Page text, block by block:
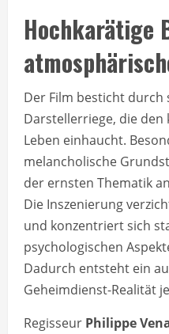
Hochkarätige
Der Film besticht durch
Darstellerriege, die
Leben einhaucht.
melancholische
der ernsten Thematik
Die Inszenierung
und konzentriert sich
psychologischen
Dadurch entsteht ein
Geheimdienst-Realität
Regisseur Philippe